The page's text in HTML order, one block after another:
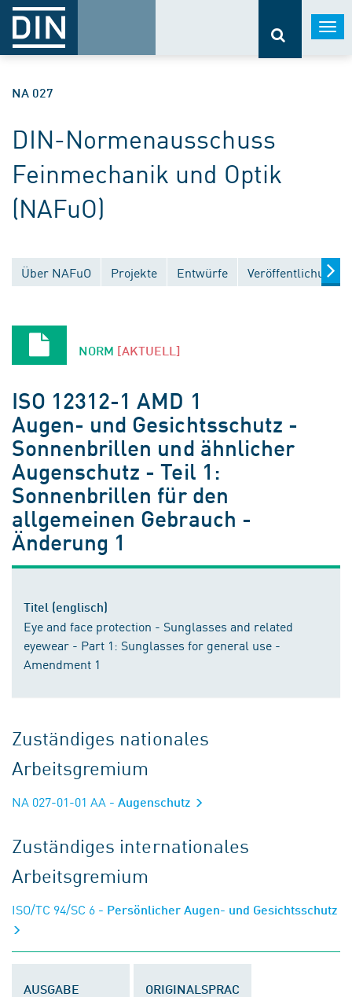
NA 027
DIN-Normenausschuss
Feinmechanik und Optik
(NAFuO)
Über NAFuO Projekte Entwürfe Veröffentlichungen
NORM [AKTUELL]
ISO 12312-1 AMD 1
Augen- und Gesichtsschutz -
Sonnenbrillen und ähnlicher
Augenschutz - Teil 1:
Sonnenbrillen für den
allgemeinen Gebrauch -
Änderung 1
Titel (englisch)
Eye and face protection - Sunglasses and related
eyewear - Part 1: Sunglasses for general use -
Amendment 1
Zuständiges nationales
Arbeitsgremium
NA 027-01-01 AA - Augenschutz
Zuständiges internationales
Arbeitsgremium
ISO/TC 94/SC 6 - Persönlicher Augen- und Gesichtsschutz
AUSGABE
ORIGINALSPRAC